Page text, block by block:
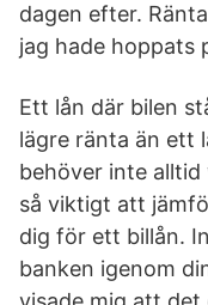
dagen efter.
jag hade hoppats
Ett lån där bilen
lägre ränta än ett
behöver inte
så viktigt att
dig för ett billån.
banken igenom